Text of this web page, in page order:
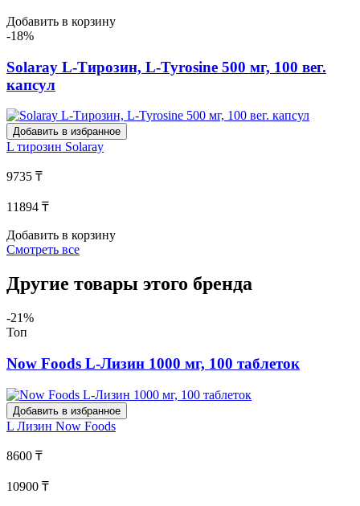
Добавить в корзину
-18%
Solaray L-Тирозин, L-Tyrosine 500 мг, 100 вег.
капсул
Добавить в избранное
L тирозин Solaray
9735 ₸
11894 ₸
Добавить в корзину
Смотреть все
Другие товары этого бренда
-21%
Топ
Now Foods L-Лизин 1000 мг, 100 таблеток
Добавить в избранное
L Лизин Now Foods
8600 ₸
10900 ₸